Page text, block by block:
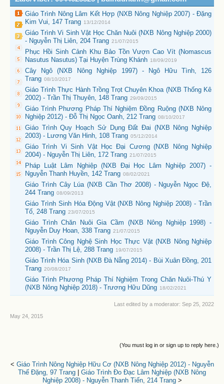
Giáo Trình Nông Lâm Kết Hợp (NXB Nông Nghiệp 2007) - Đặng
Kim Vui, 147 Trang 13/12/2014
Giáo Trình Vi Sinh Vật Học Chăn Nuôi (NXB Nông Nghiệp 2000)
- Nguyễn Thị Liên, 204 Trang 21/07/2015
Phục Hồi Sinh Cảnh Khu Bảo Tồn Vượn Cao Vít (Nomascus
Nasutus Nasutus) Tại Huyện Trùng Khánh 18/09/2019
Cây Ngô (NXB Nông Nghiệp 1997) - Ngô Hữu Tình, 126
Trang 08/10/2017
Giáo Trình Thực Hành Trồng Trọt Chuyên Khoa (NXB Thống Kê
2002) - Trần Thị Thuyên, 148 Trang 29/09/2015
Giáo Trình Phương Pháp Thí Nghiệm Đồng Ruộng (NXB Nông
Nghiệp 2012) - Đỗ Thị Ngọc Oanh, 212 Trang 08/10/2017
Giáo Trình Quy Hoạch Sử Dụng Đất Đai (NXB Nông Nghiệp
2003) - Lương Văn Hinh, 108 Trang 05/12/2014
Giáo Trình Vi Sinh Vật Học Đại Cương (NXB Nông Nghiệp
2004) - Nguyễn Thị Liên, 172 Trang 21/07/2015
Pháp Luật Lâm Nghiệp (NXB Đại Học Lâm Nghiệp 2007) -
Nguyễn Thanh Huyền, 142 Trang 08/02/2021
Giáo Trình Cây Lúa (NXB Cần Thơ 2008) - Nguyễn Ngọc Đệ,
244 Trang 08/09/2013
Giáo Trình Sinh Hóa Động Vật (NXB Nông Nghiệp 2008) - Trần
Tố, 248 Trang 23/07/2015
Giáo Trình Chăn Nuôi Gia Cầm (NXB Nông Nghiệp 1998) -
Nguyễn Duy Hoan, 338 Trang 21/07/2015
Giáo Trình Công Nghệ Sinh Học Thực Vật (NXB Nông Nghiệp
2008) - Trần Thị Lệ, 288 Trang 19/07/2015
Giáo Trình Hóa Sinh (NXB Đà Nẵng 2014) - Bùi Xuân Đồng, 201
Trang 20/08/2017
Giáo Trình Phương Pháp Thí Nghiệm Trong Chăn Nuôi-Thú Y
(NXB Nông Nghiệp 2018) - Trương Hữu Dũng 18/02/2021
Last edited by a moderator: Sep 25, 2022
May 24, 2015
(You must log in or sign up to reply here.)
< Giáo Trình Nông Nghiệp Hữu Cơ (NXB Nông Nghiệp 2012) - Nguyễn
Thế Đặng, 97 Trang
Giáo Trình Đo Đạc Lâm Nghiệp (NXB Nông
Nghiệp 2008) - Nguyễn Thanh Tiến, 214 Trang>